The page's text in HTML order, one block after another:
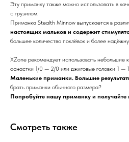
Эту приманку также можно использовать в
с грузилом.
Приманка Stealth Minnow выпускается в
настоящих мальков и содержит
большее количество поклёвок и более
XZone рекомендует использовать небольшие
оснастки 1/0 — 2/0 или джиговые головки 1 —
Маленькие приманки. Большие
брать приманки обычного размера?
Попробуйте нашу приманку и получайте
Смотреть также